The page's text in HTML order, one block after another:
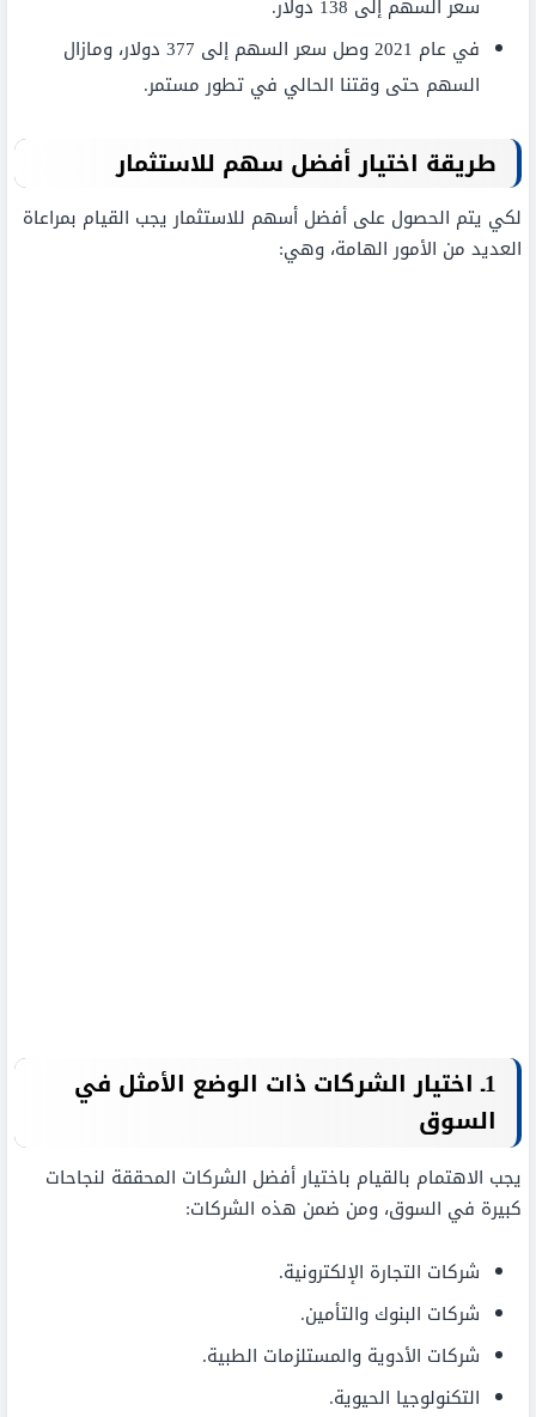
سعر السهم إلى 138 دولار.
في عام 2021 وصل سعر السهم إلى 377 دولار، ومازال
السهم حتى وقتنا الحالي في تطور مستمر.
طريقة اختيار أفضل سهم للاستثمار
لكي يتم الحصول على أفضل أسهم للاستثمار يجب القيام بمراعاة
العديد من الأمور الهامة، وهي:
1ـ اختيار الشركات ذات الوضع الأمثل في
السوق
يجب الاهتمام بالقيام باختيار أفضل الشركات المحققة لنجاحات
كبيرة في السوق، ومن ضمن هذه الشركات:
شركات التجارة الإلكترونية.
شركات البنوك والتأمين.
شركات الأدوية والمستلزمات الطبية.
التكنولوجيا الحيوية.